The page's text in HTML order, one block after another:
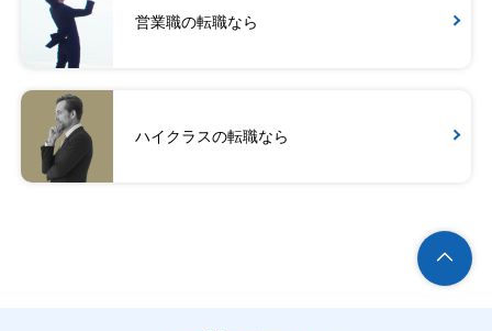
営業職の転職なら
ハイクラスの転職なら